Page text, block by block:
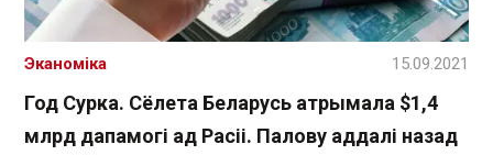
Год Сурка. Сёлета Беларусь атрымала $1,4
млрд дапамогі ад Расіі. Палову аддалі назад
Эканоміка 15.09.2021